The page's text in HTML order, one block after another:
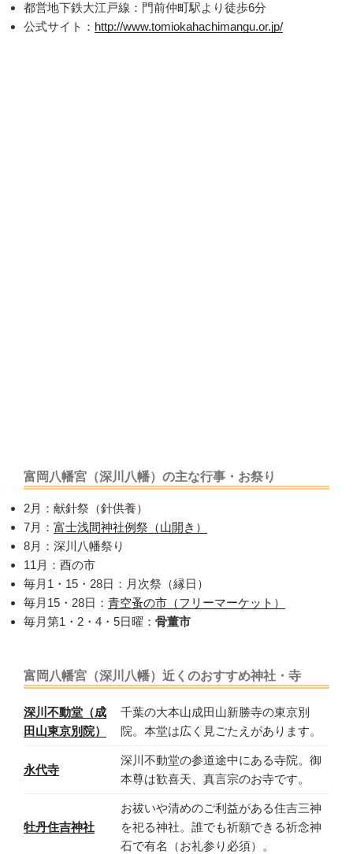
都営地下鉄大江戸線：門前仲町駅より徒歩6分
公式サイト： http://www.tomiokahachimangu.or.jp/
富岡八幡宮（深川八幡）の主な行事・お祭り
2月：献針祭（針供養）
7月： 富士浅間神社例祭（山開き）
8月：深川八幡祭り
11月：酉の市
毎月1・15・28日：月次祭（縁日）
毎月15・28日： 青空蚤の市（フリーマーケット）
毎月第1・2・4・5日曜： 骨董市
富岡八幡宮（深川八幡）近くのおすすめ神社・寺
深川不動堂（成
田山東京別院）
千葉の大本山成田山新勝寺の東京別
院。本堂は広く見ごたえがあります。
永代寺
深川不動堂の参道途中にある寺院。御
本尊は歓喜天、真言宗のお寺です。
牡丹住吉神社
お祓いや清めのご利益がある住吉三神
を祀る神社。誰でも祈願できる祈念神
石で有名（お礼参り必須）。